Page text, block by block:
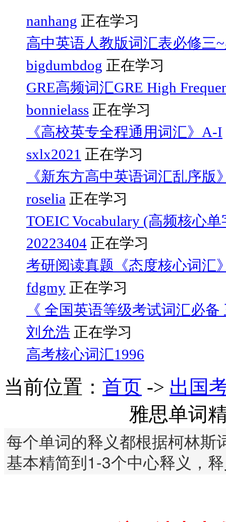
nanhang 正在学习
高中英语人教版词汇表必修三
bigdumbdog 正在学习
GRE高频词汇GRE High
bonnielass 正在学习
《高校英专全程通用词汇》A-I
sxlx2021 正在学习
《新东方高中英语词汇乱序版
roselia 正在学习
TOEIC Vocabulary (高频核心
20223404 正在学习
考研阅读真题《态度核心词汇
fdgmy 正在学习
《 全国英语等级考试词汇必备
刘允浩 正在学习
高考核心词汇1996
当前位置： 首页 -> 出国
雅思单词
每个单词的释义都根据柯林斯
基本精简到1-3个中心释义，